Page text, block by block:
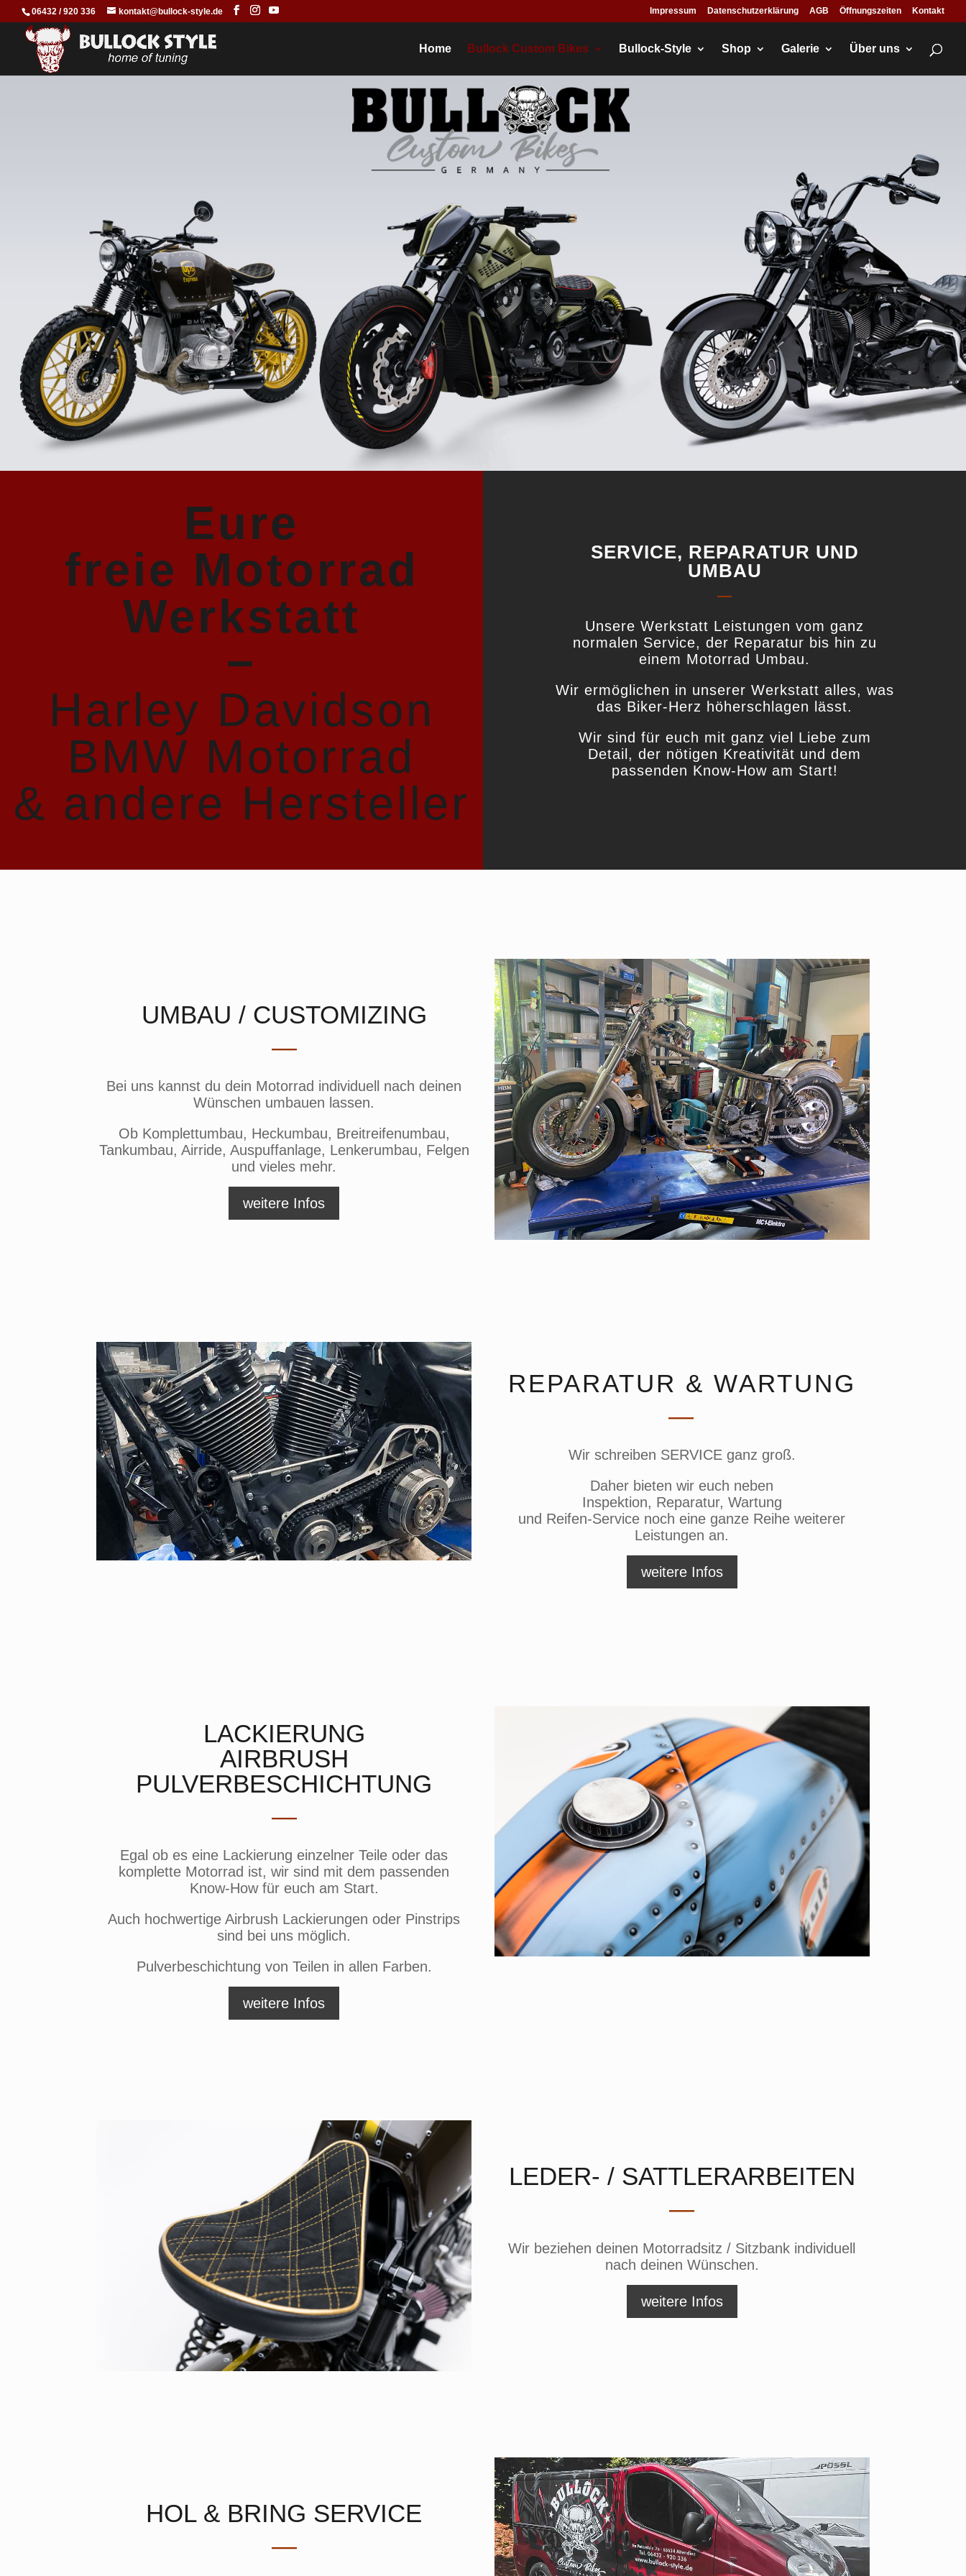
06432 / 920 336 kontakt@bullock-style.de Impressum Datenschutzerklärung AGB Öffnungszeiten Kontakt
Home Bullock Custom Bikes Bullock-Style Shop Galerie Über uns
Eure
freie Motorrad
Werkstatt
−
Harley Davidson
BMW Motorrad
& andere Hersteller
SERVICE, REPARATUR UND
UMBAU
—
Unsere Werkstatt Leistungen vom ganz
normalen Service, der Reparatur bis hin zu
einem Motorrad Umbau.
Wir ermöglichen in unserer Werkstatt alles, was
das Biker-Herz höherschlagen lässt.
Wir sind für euch mit ganz viel Liebe zum
Detail, der nötigen Kreativität und dem
passenden Know-How am Start!
UMBAU / CUSTOMIZING
—
Bei uns kannst du dein Motorrad individuell nach deinen
Wünschen umbauen lassen.
Ob Komplettumbau, Heckumbau, Breitreifenumbau,
Tankumbau, Airride, Auspuffanlage, Lenkerumbau, Felgen
und vieles mehr.
weitere Infos
REPARATUR & WARTUNG
—
Wir schreiben SERVICE ganz groß.
Daher bieten wir euch neben
Inspektion, Reparatur, Wartung
und Reifen-Service noch eine ganze Reihe weiterer
Leistungen an.
weitere Infos
LACKIERUNG
AIRBRUSH
PULVERBESCHICHTUNG
—
Egal ob es eine Lackierung einzelner Teile oder das
komplette Motorrad ist, wir sind mit dem passenden
Know-How für euch am Start.
Auch hochwertige Airbrush Lackierungen oder Pinstrips
sind bei uns möglich.
Pulverbeschichtung von Teilen in allen Farben.
weitere Infos
LEDER- / SATTLERARBEITEN
—
Wir beziehen deinen Motorradsitz / Sitzbank individuell
nach deinen Wünschen.
weitere Infos
HOL & BRING SERVICE
—